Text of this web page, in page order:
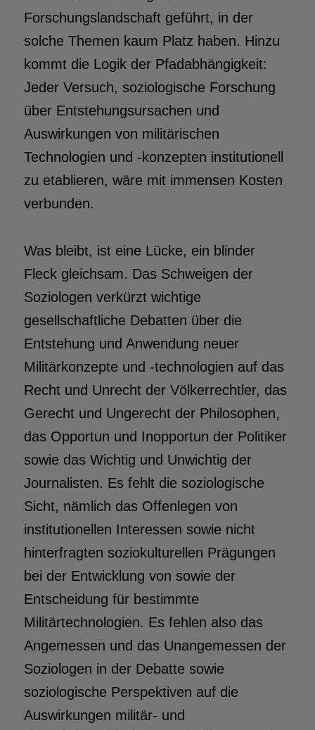
Forschungslandschaft geführt, in der
solche Themen kaum Platz haben. Hinzu
kommt die Logik der Pfadabhängigkeit:
Jeder Versuch, soziologische Forschung
über Entstehungsursachen und
Auswirkungen von militärischen
Technologien und -konzepten institutionell
zu etablieren, wäre mit immensen Kosten
verbunden.
Was bleibt, ist eine Lücke, ein blinder
Fleck gleichsam. Das Schweigen der
Soziologen verkürzt wichtige
gesellschaftliche Debatten über die
Entstehung und Anwendung neuer
Militärkonzepte und -technologien auf das
Recht und Unrecht der Völkerrechtler, das
Gerecht und Ungerecht der Philosophen,
das Opportun und Inopportun der Politiker
sowie das Wichtig und Unwichtig der
Journalisten. Es fehlt die soziologische
Sicht, nämlich das Offenlegen von
institutionellen Interessen sowie nicht
hinterfragten soziokulturellen Prägungen
bei der Entwicklung von sowie der
Entscheidung für bestimmte
Militärtechnologien. Es fehlen also das
Angemessen und das Unangemessen der
Soziologen in der Debatte sowie
soziologische Perspektiven auf die
Auswirkungen militär- und